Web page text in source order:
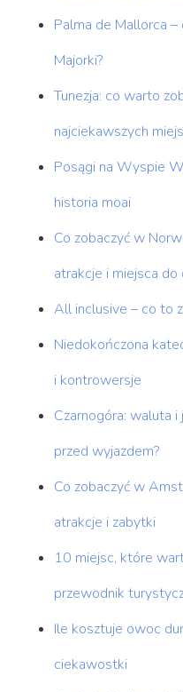
Palma de Mallorca
Majorki?
Tunezja: co warto
najciekawszych
Posągi na Wyspie
historia moai
Co zobaczyć w
atrakcje i miejsca do
All inclusive – co to
Niedokończona
i kontrowersje
Czarnogóra: waluta
przed wyjazdem?
Co zobaczyć w
atrakcje i zabytki
10 miejsc, które
przewodnik
Ile kosztuje owoc
ciekawostki